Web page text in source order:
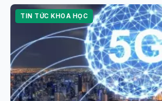
TIN TỨC KHOA HỌC